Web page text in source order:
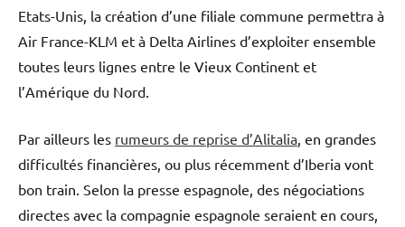
Etats-Unis, la création d’une filiale commune permettra à
Air France-KLM et à Delta Airlines d’exploiter ensemble
toutes leurs lignes entre le Vieux Continent et
l’Amérique du Nord.
Par ailleurs les rumeurs de reprise d’Alitalia , en grandes
difficultés financières, ou plus récemment d’Iberia vont
bon train. Selon la presse espagnole, des négociations
directes avec la compagnie espagnole seraient en cours,